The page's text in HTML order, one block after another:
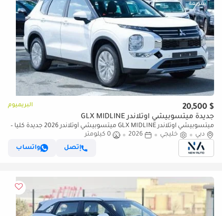
$ 20,500 البريميوم
جديدة ميتسوبيشي آوتلاندر GLX MIDLINE
ميتسوبيشي آوتلاندر GLX MIDLINE ميتسوبيشي أوتلاندر 2026 جديدة كلياً –
متوسط الفئة (G10) 2.5 لتر | SUV بسبعة مقاعد | موا (للتصدير فقط)
دبي خليجي 2026
0 كيلومتر
إتصل
واتساب